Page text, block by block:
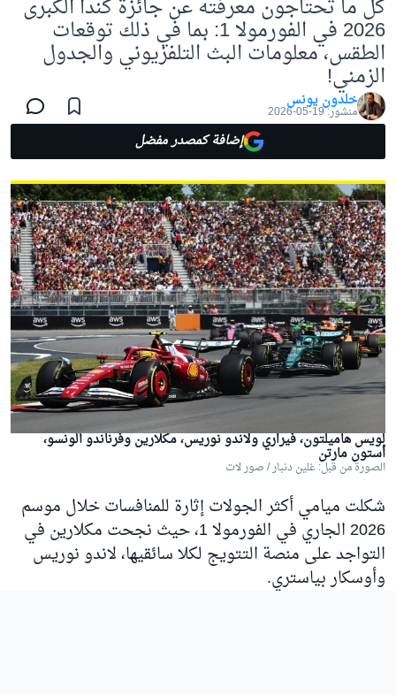
كل ما تحتاجون معرفته عن جائزة كندا الكبرى
2026 في الفورمولا 1: بما في ذلك توقعات
الطقس، معلومات البث التلفزيوني والجدول
الزمني!
خلدون يونس
منشور:19-05-2026
إضافة كمصدر مفضل
لويس هاميلتون، فيراري ولاندو نوريس، مكلارين وفرناندو ألونسو،
أستون مارتن
الصورة من قبل: غلين دنبار / صور لات
شكلت ميامي أكثر الجولات إثارة للمنافسات خلال موسم
2026 الجاري في الفورمولا 1، حيث نجحت مكلارين في
التواجد على منصة التتويج لكلا سائقيها، لاندو نوريس
وأوسكار بياستري.